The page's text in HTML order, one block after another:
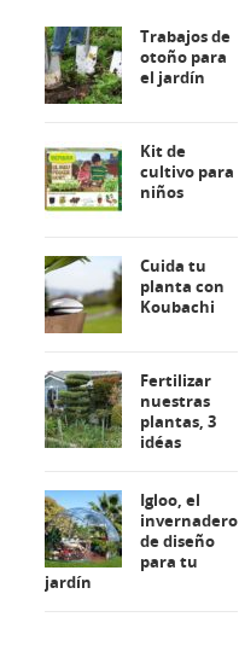
Trabajos de
otoño para
el jardín
Kit de
cultivo para
niños
Cuida tu
planta con
Koubachi
Fertilizar
nuestras
plantas, 3
idéas
Igloo, el
invernadero
de diseño
para tu
jardín